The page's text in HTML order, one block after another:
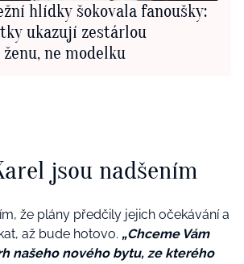
hlídky šokovala fanoušky:
ukazují zestárlou
ne modelku
jsou nadšením
že plány předčily jejich očekávání a
až bude hotovo. „Chceme Vám
našeho nového bytu, ze kterého